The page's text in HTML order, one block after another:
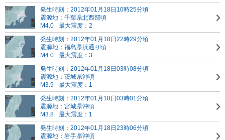
発生時刻：2012年01月18日10時25分頃
震源地：千葉県北西部頃
M4.0
最大震度：2
発生時刻：2012年01月18日22時29分頃
震源地：福島県浜通り頃
M4.0
最大震度：3
発生時刻：2012年01月18日03時08分頃
震源地：茨城県沖頃
M3.9
最大震度：1
発生時刻：2012年01月18日03時01分頃
震源地：宮城県沖頃
M3.8
最大震度：1
発生時刻：2012年01月18日23時06分頃
震源地：岩手県沖頃